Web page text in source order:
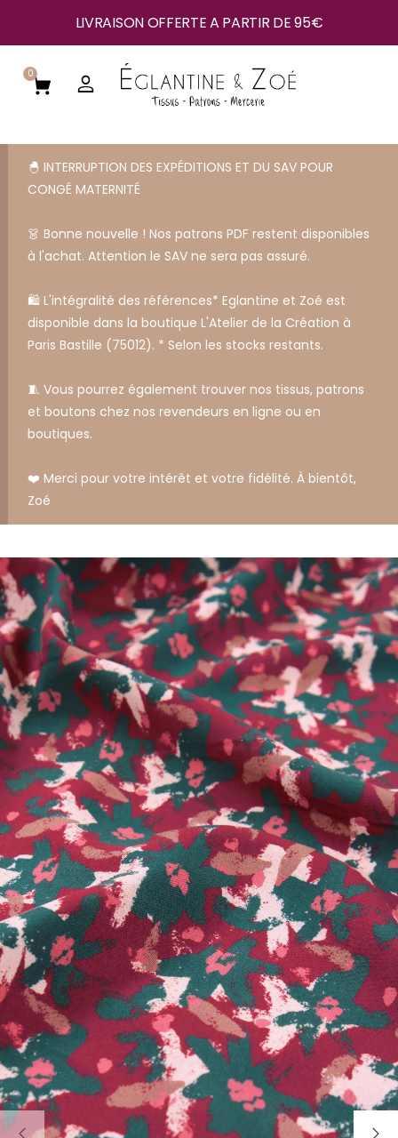
LIVRAISON OFFERTE A PARTIR DE 95€
0
🐣 INTERRUPTION DES EXPÉDITIONS ET DU SAV POUR
CONGÉ MATERNITÉ
👗 Bonne nouvelle ! Nos patrons PDF restent disponibles
à l'achat. Attention le SAV ne sera pas assuré.
🛍️ L'intégralité des références* Eglantine et Zoé est
disponible dans la boutique L'Atelier de la Création à
Paris Bastille (75012). * Selon les stocks restants.
🧵 Vous pourrez également trouver nos tissus, patrons
et boutons chez nos revendeurs en ligne ou en
boutiques.
❤️ Merci pour votre intérêt et votre fidélité. À bientôt,
Zoé